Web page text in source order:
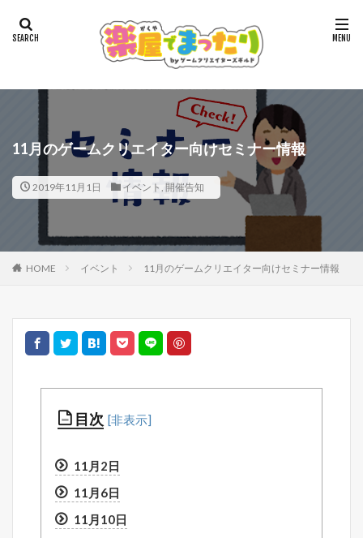
11月のゲームクリエイター向けセミナー情報
2019年11月1日 イベント , 開催告知
HOME イベント 11月のゲームクリエイター向けセミナー情報
目次
11月2日
11月6日
11月10日